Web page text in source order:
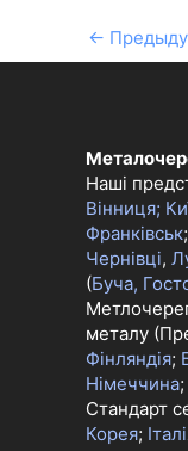
←
Наші
Вінниця;
Франківськ;
Чернівці,
(Буча,
металу
Фінляндія;
Німеччина;
Стандарт
Корея;